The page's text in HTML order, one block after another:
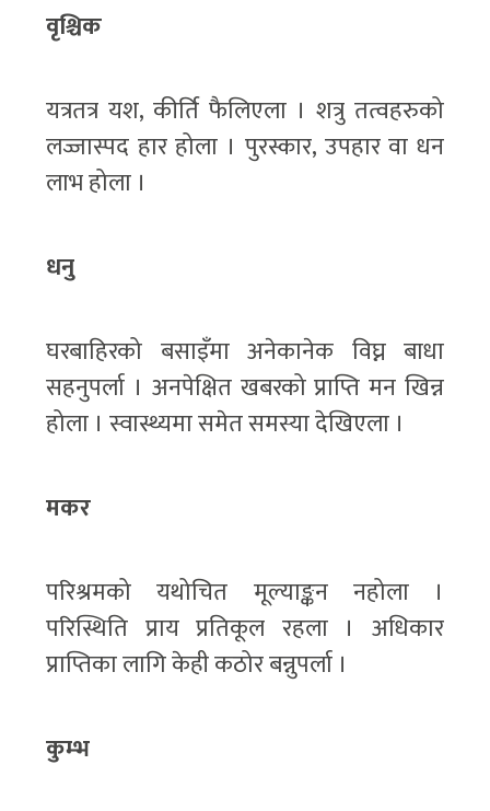
वृश्चिक
यत्रतत्र यश, कीर्ति फैलिएला । शत्रु तत्वहरुको
लज्जास्पद हार होला । पुरस्कार, उपहार वा धन
लाभ होला ।
धनु
घरबाहिरको बसाइँमा अनेकानेक विघ्न बाधा
सहनुपर्ला । अनपेक्षित खबरको प्राप्ति मन खिन्न
होला । स्वास्थ्यमा समेत समस्या देखिएला ।
मकर
परिश्रमको यथोचित मूल्याङ्कन नहोला ।
परिस्थिति प्राय प्रतिकूल रहला । अधिकार
प्राप्तिका लागि केही कठोर बन्नुपर्ला ।
कुम्भ